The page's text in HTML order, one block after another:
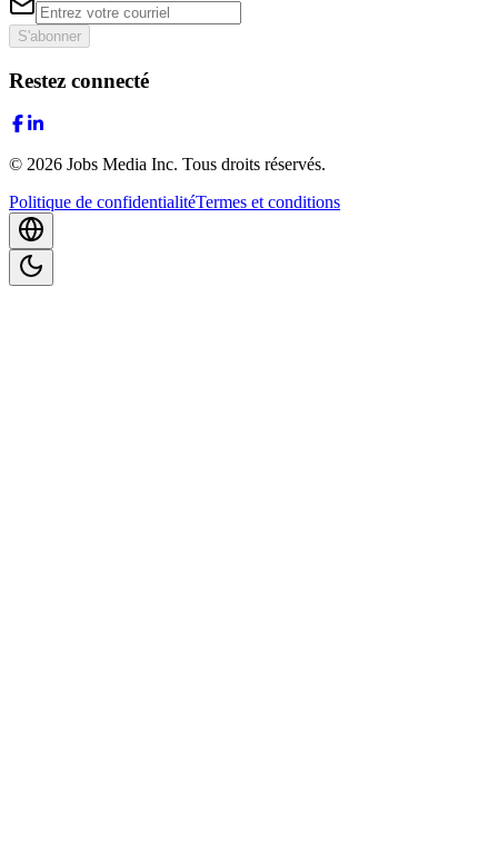
S'abonner
Restez connecté
© 2026 Jobs Media Inc. Tous droits réservés.
Politique de confidentialitéTermes et conditions